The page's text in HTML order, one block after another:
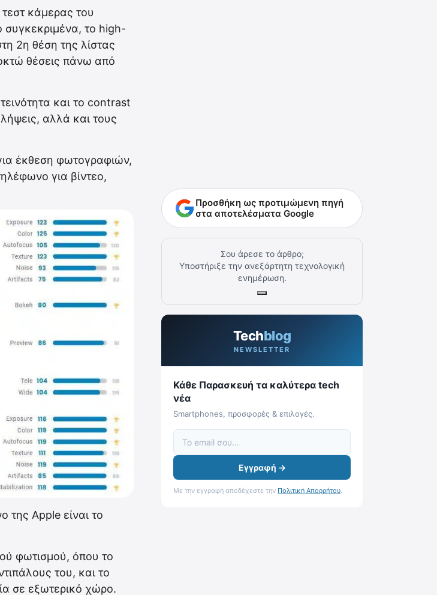
κάμερας του
συγκεκριμένα, το high-
2η θέση της λίστας
θέσεις πάνω από
και το contrast
αλλά και τους
έκθεση φωτογραφιών,
για βίντεο,
Apple είναι το
φωτισμού, όπου το
του, και το
σε εξωτερικό χώρο.
Προσθήκη ως προτιμώμενη πηγή
στα αποτελέσματα Google
Σου άρεσε το άρθρο;
Υποστήριξε την ανεξάρτητη τεχνολογική
ενημέρωση.
Techblog
NEWSLETTER
Κάθε Παρασκευή τα καλύτερα tech
νέα
Smartphones, προσφορές & επιλογές.
Εγγραφή →
Με την εγγραφή αποδέχεστε την Πολιτική Απορρήτου.